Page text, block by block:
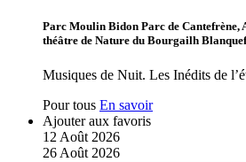
Parc Moulin Bidon Parc de Cantefrène,
théâtre de Nature du Bourgailh
Musiques de Nuit. Les Inédits de
Pour tous En savoir
Ajouter aux favoris
12 Août 2026
26 Août 2026